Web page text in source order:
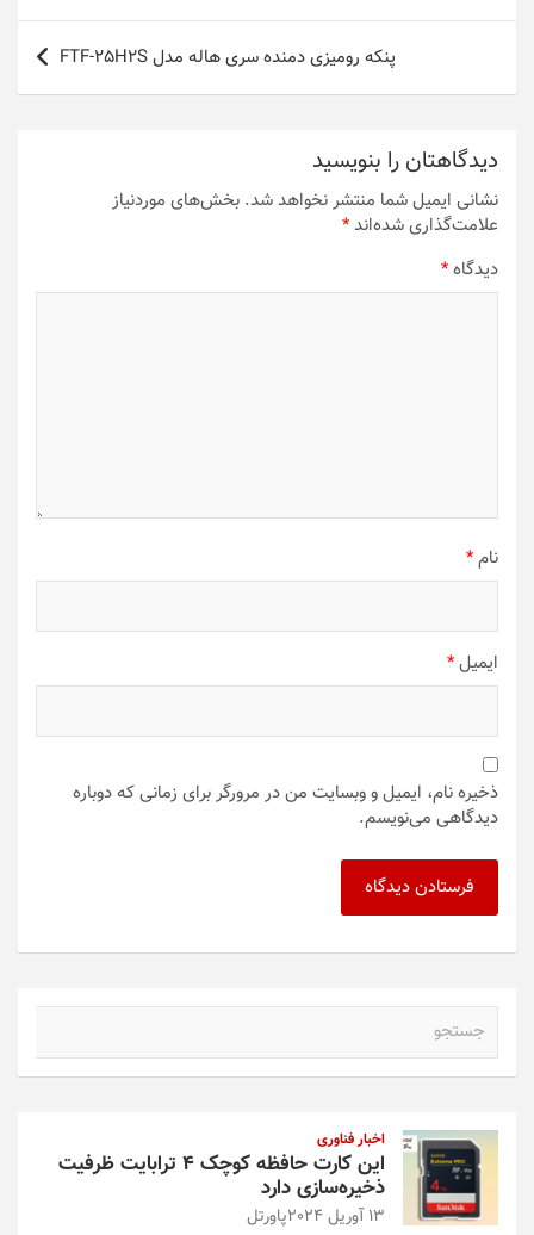
پنکه رومیزی دمنده سری هاله مدل FTF-25H2S
دیدگاهتان را بنویسید
نشانی ایمیل شما منتشر نخواهد شد. بخش‌های موردنیاز
علامت‌گذاری شده‌اند*
دیدگاه*
نام*
ایمیل*
ذخیره نام، ایمیل و وبسایت من در مرورگر برای زمانی که دوباره
دیدگاهی می‌نویسم.
اخبار فناوری
این کارت حافظه کوچک ۴ ترابایت ظرفیت
ذخیره‌سازی دارد
13 آوریل 2024 پاورتل